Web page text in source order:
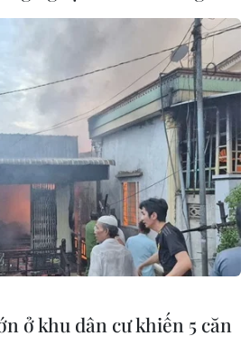
tăng cường hợp tác
tới Singapore, Bộ trưởng
Linda Reynolds đã gặp người
tại trụ sở Bộ Quốc phòng
ở khu dân cư khiến 5 căn